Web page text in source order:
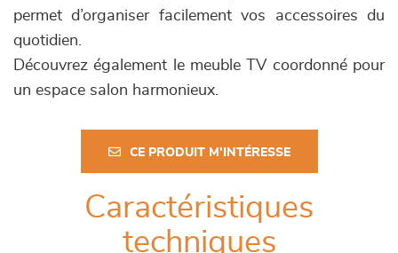
permet d’organiser facilement vos accessoires du
quotidien.
Découvrez également le meuble TV coordonné pour
un espace salon harmonieux.
CE PRODUIT M'INTÉRESSE
Caractéristiques
techniques